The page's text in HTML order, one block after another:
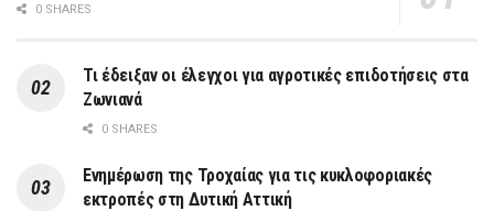
0 SHARES
Τι έδειξαν οι έλεγχοι για αγροτικές επιδοτήσεις στα
Ζωνιανά
0 SHARES
Ενημέρωση της Τροχαίας για τις κυκλοφοριακές
εκτροπές στη Δυτική Αττική